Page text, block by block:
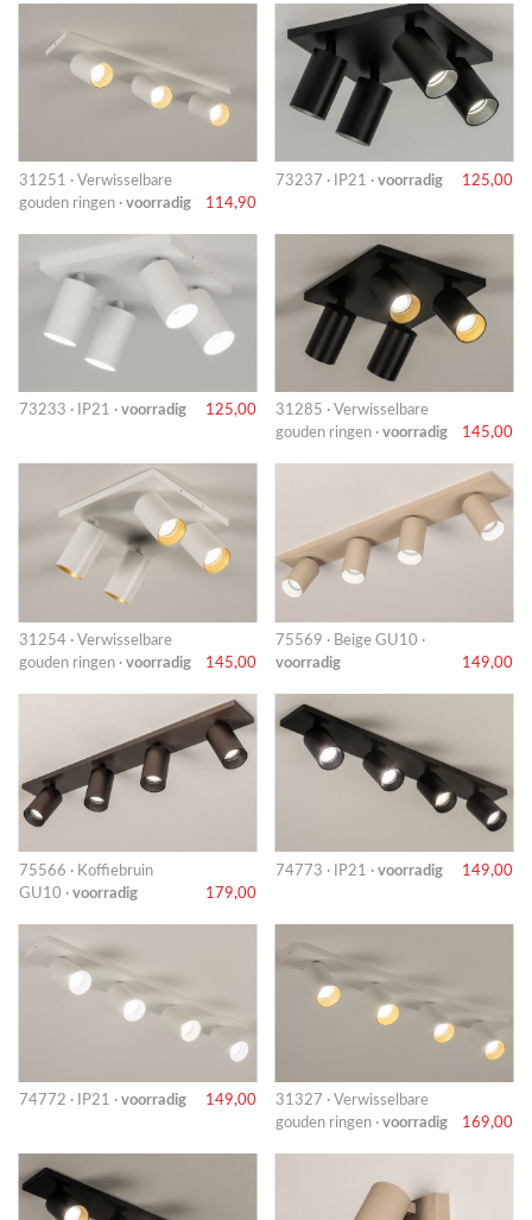
31251 · Verwisselbare
gouden ringen · voorradig 114,90
73237 · IP21 · voorradig 125,00
73233 · IP21 · voorradig 125,00
31285 · Verwisselbare
gouden ringen · voorradig 145,00
31254 · Verwisselbare
gouden ringen · voorradig 145,00
75569 · Beige GU10 ·
voorradig
149,00
75566 · Koffiebruin
GU10 · voorradig 179,00
74773 · IP21 · voorradig 149,00
74772 · IP21 · voorradig 149,00
31327 · Verwisselbare
gouden ringen · voorradig 169,00